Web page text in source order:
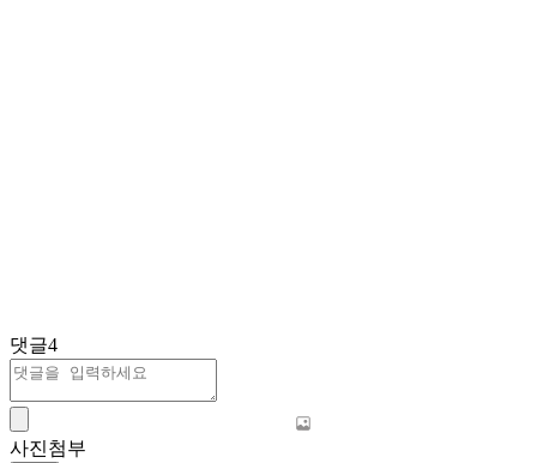
댓글4
사진첨부